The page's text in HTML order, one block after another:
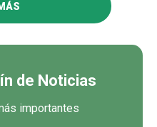
de Noticias
importantes